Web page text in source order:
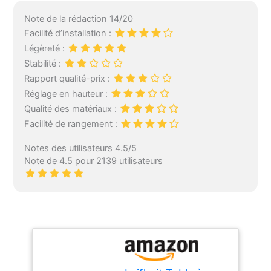
Note de la rédaction 14/20
Facilité d’installation :
Légèreté :
Stabilité :
Rapport qualité-prix :
Réglage en hauteur :
Qualité des matériaux :
Facilité de rangement :
Notes des utilisateurs 4.5/5
Note de 4.5 pour 2139 utilisateurs